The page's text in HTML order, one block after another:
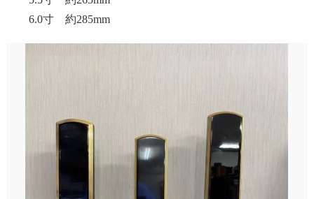
6.0寸 約285mm